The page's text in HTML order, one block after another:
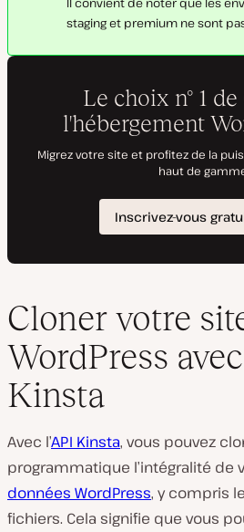
staging et premium ne sont
Cloner votre
WordPress
Kinsta
Avec l’API Kinsta, vous pouvez
programmatique l’intégralité de
données WordPress, y compris
fichiers. Cela signifie que vous